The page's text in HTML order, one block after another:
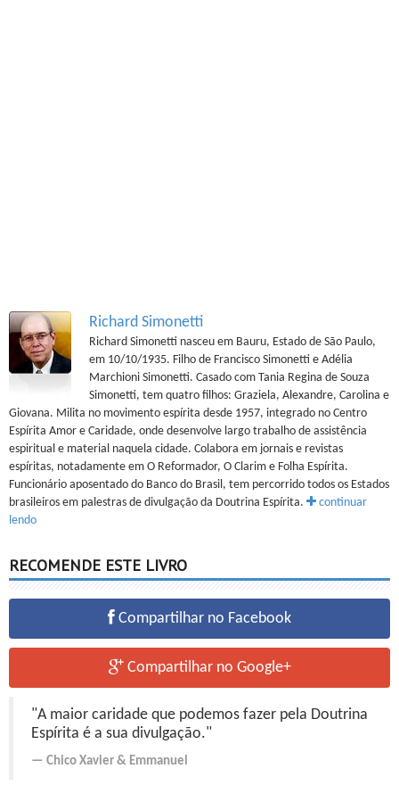
Richard Simonetti
Richard Simonetti nasceu em Bauru, Estado de São Paulo,
em 10/10/1935. Filho de Francisco Simonetti e Adélia
Marchioni Simonetti. Casado com Tania Regina de Souza
Simonetti, tem quatro filhos: Graziela, Alexandre, Carolina e
Giovana. Milita no movimento espírita desde 1957, integrado no Centro
Espírita Amor e Caridade, onde desenvolve largo trabalho de assistência
espiritual e material naquela cidade. Colabora em jornais e revistas
espíritas, notadamente em O Reformador, O Clarim e Folha Espírita.
Funcionário aposentado do Banco do Brasil, tem percorrido todos os Estados
brasileiros em palestras de divulgação da Doutrina Espírita.
continuar
lendo
RECOMENDE ESTE LIVRO
Compartilhar no Facebook
Compartilhar no Google+
"A maior caridade que podemos fazer pela Doutrina
Espírita é a sua divulgação."
Chico Xavier & Emmanuel